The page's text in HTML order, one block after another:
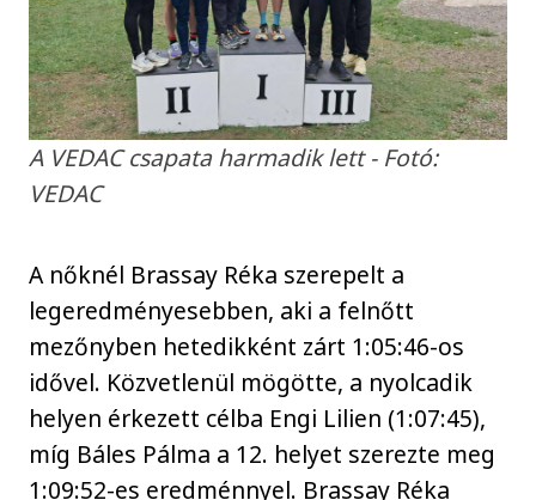
A VEDAC csapata harmadik lett - Fotó:
VEDAC
A nőknél Brassay Réka szerepelt a
legeredményesebben, aki a felnőtt
mezőnyben hetedikként zárt 1:05:46-os
idővel. Közvetlenül mögötte, a nyolcadik
helyen érkezett célba Engi Lilien (1:07:45),
míg Báles Pálma a 12. helyet szerezte meg
1:09:52-es eredménnyel. Brassay Réka